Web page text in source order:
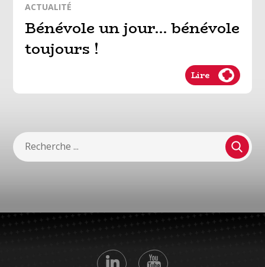
ACTUALITÉ
Bénévole un jour… bénévole
toujours !
Lire